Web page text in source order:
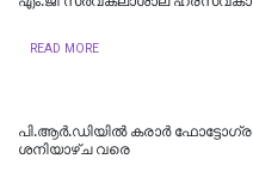
READ MORE
പി.ആർ.ഡിയിൽ കരാർ
ശനിയാഴ്ച വരെ